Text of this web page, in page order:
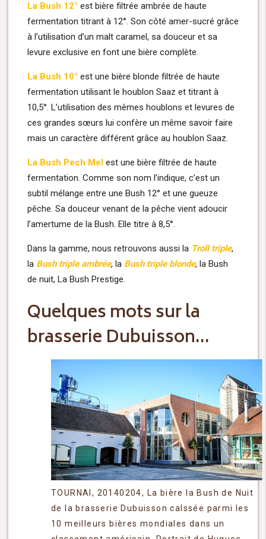
La Bush 12° est bière filtrée ambrée de haute
fermentation titrant à 12°. Son côté amer-sucré grâce
à l’utilisation d’un malt caramel, sa douceur et sa
levure exclusive en font une bière complète.
La Bush 10° est une bière blonde filtrée de haute
fermentation utilisant le houblon Saaz et titrant à
10,5°. L’utilisation des mêmes houblons et levures de
ces grandes sœurs lui confère un même savoir faire
mais un caractère différent grâce au houblon Saaz.
La Bush Pech Mel est une bière filtrée de haute
fermentation. Comme son nom l’indique, c’est un
subtil mélange entre une Bush 12° et une gueuze
pêche. Sa douceur venant de la pêche vient adoucir
l’amertume de la Bush. Elle titre à 8,5°.
Dans la gamme, nous retrouvons aussi la Troll triple,
la Bush triple ambrée, la Bush triple blonde, la Bush
de nuit, La Bush Prestige.
Quelques mots sur la
brasserie Dubuisson…
TOURNAI, 20140204, La bière la Bush de Nuit
de la brasserie Dubuisson calssée parmi les
10 meilleurs bières mondiales dans un